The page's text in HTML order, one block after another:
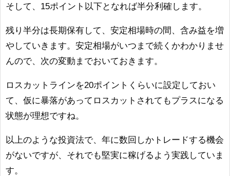
そして、15ポイント以下となれば半分利確します。
残り半分は長期保有して、安定相場時の間、含み益を増
やしていきます。安定相場がいつまで続くかわかりませ
んので、次の変動までおいておきます。
ロスカットラインを20ポイントくらいに設定しておい
て、仮に暴落があってロスカットされてもプラスになる
状態が理想ですね。
以上のような投資法で、年に数回しかトレードする機会
がないですが、それでも堅実に稼げるよう実践していま
す。